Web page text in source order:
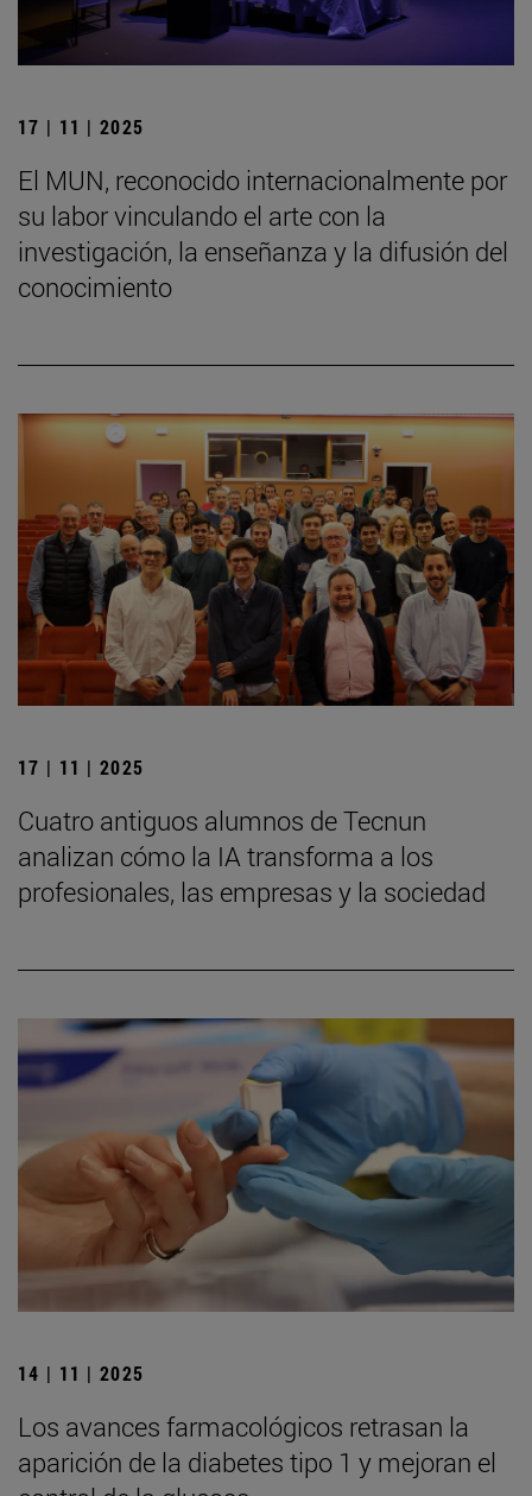
17 | 11 | 2025
El MUN, reconocido internacionalmente por
su labor vinculando el arte con la
investigación, la enseñanza y la difusión del
conocimiento
17 | 11 | 2025
Cuatro antiguos alumnos de Tecnun
analizan cómo la IA transforma a los
profesionales, las empresas y la sociedad
14 | 11 | 2025
Los avances farmacológicos retrasan la
aparición de la diabetes tipo 1 y mejoran el